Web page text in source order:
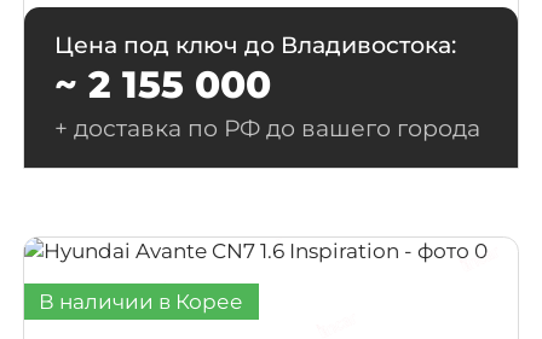
Цена под ключ до Владивостока:
~ 2 155 000
+ доставка по РФ до вашего города
В наличии в Корее